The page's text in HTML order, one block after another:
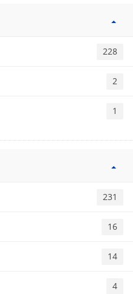
228
2
1
231
16
14
4